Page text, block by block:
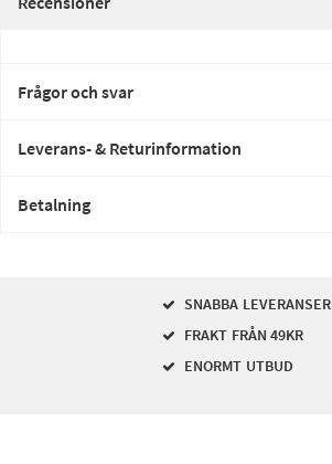
Frågor och svar
Leverans- & Returinformation
Betalning
SNABBA LEVERANSER
FRAKT FRÅN 49KR
ENORMT UTBUD